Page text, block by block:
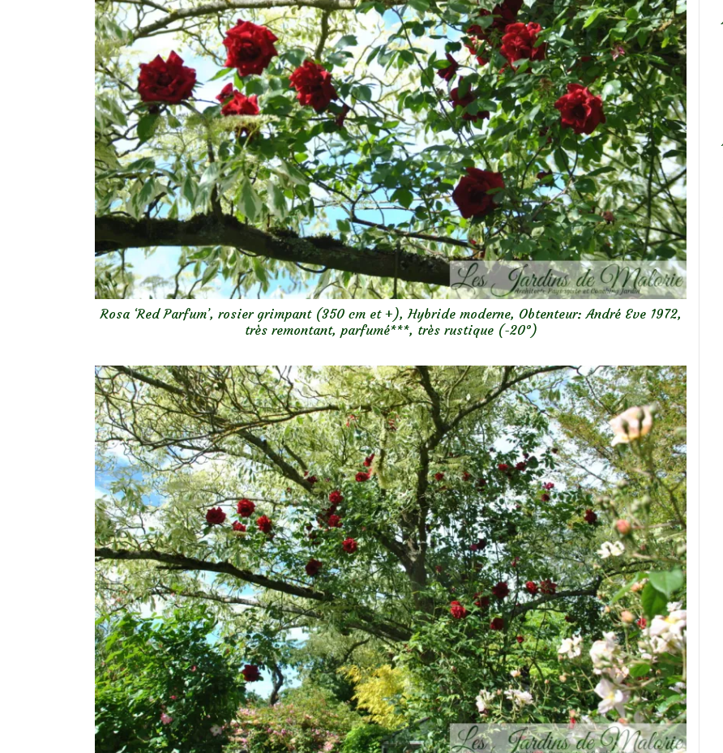
Rosa ‘Red Parfum’, rosier grimpant (350 cm et +), Hybride moderne, Obtenteur: André Eve 1972,
très remontant, parfumé***, très rustique (-20°)